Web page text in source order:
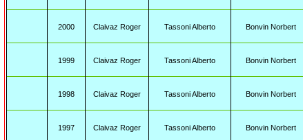
2000 Claivaz Roger Tassoni Alberto Bonvin Norbert
1999 Claivaz Roger Tassoni Alberto Bonvin Norbert
1998 Claivaz Roger Tassoni Alberto Bonvin Norbert
1997 Claivaz Roger Tassoni Alberto Bonvin Norbert